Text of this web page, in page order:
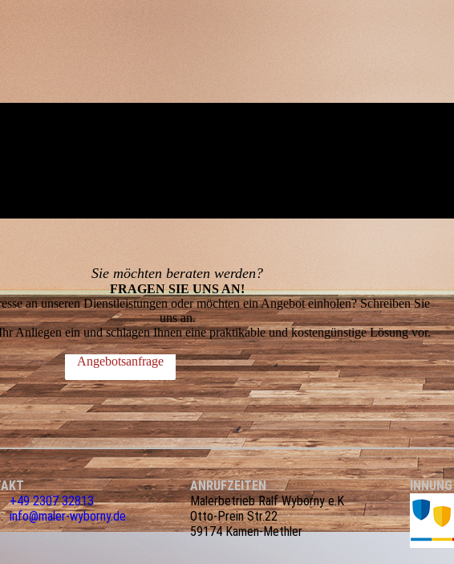
Sie möchten beraten werden?
FRAGEN SIE UNS AN!
an unseren Dienstleistungen oder möchten ein Angebot einholen? Schreiben Sie
uns an.
Anliegen ein und schlagen Ihnen eine praktikable und kostengünstige Lösung vor.
Angebotsanfrage
+49 2307 32813
info@maler-wyborny.de
ANRUFZEITEN
Malerbetrieb Ralf Wyborny e.K
Otto-Prein Str.22
59174 Kamen-Methler
INNUNG